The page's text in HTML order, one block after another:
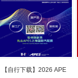
【自行下载】2026 APE